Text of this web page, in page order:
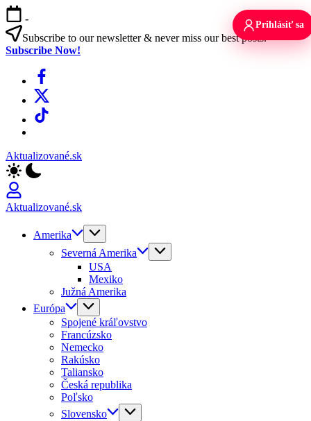
Skip
to
content
-
Subscribe to our newsletter & never miss our best posts.
Subscribe Now!
Facebook
X
TikTok
Aktualizované.sk
Aktualizované.sk
Amerika
Severná Amerika
USA
Mexiko
Južná Amerika
Európa
Spojené kráľovstvo
Francúzsko
Nemecko
Rakúsko
Taliansko
Česká republika
Poľsko
Slovensko
Prihlásiť sa